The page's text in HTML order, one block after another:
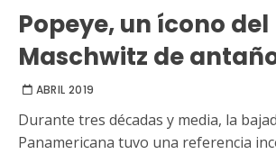
Popeye, un ícono del
Maschwitz de
ABRIL 2019
Durante tres décadas y media, la
Panamericana tuvo una referencia